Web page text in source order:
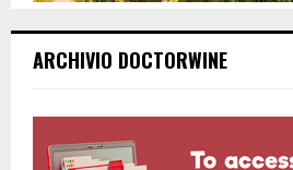
ARCHIVIO DOCTORWINE